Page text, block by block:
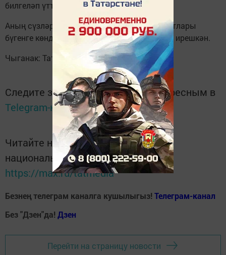
билгеләп үтте ул.
Аның сүзләренчә, Татарстан югары уку йортлары
бүгенге көндә бу мәсьәләдә зур уңышларга ирешкән.
Чыганак: Тата-информ
Следите за самым важным и интересным в
Telegram-каналеТатмедиа
Читайте новости Татарстана в
национальном мессенджере MАХ:
https://max.ru/tatmedia
Безнең телеграм каналга кушылыгыз! Телеграм-канал
Без "Дзен"да! Дзен
Перейти на страницу новости